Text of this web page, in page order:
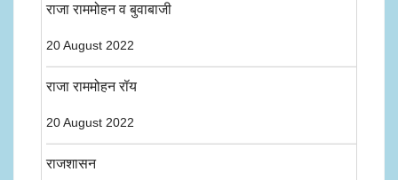
राजा राममोहन व बुवाबाजी
20 August 2022
राजा राममोहन रॉय
20 August 2022
राजशासन